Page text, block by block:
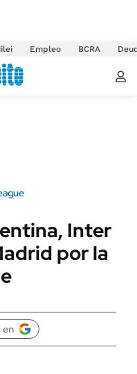
Empleo BCRA
Inter
por la
en